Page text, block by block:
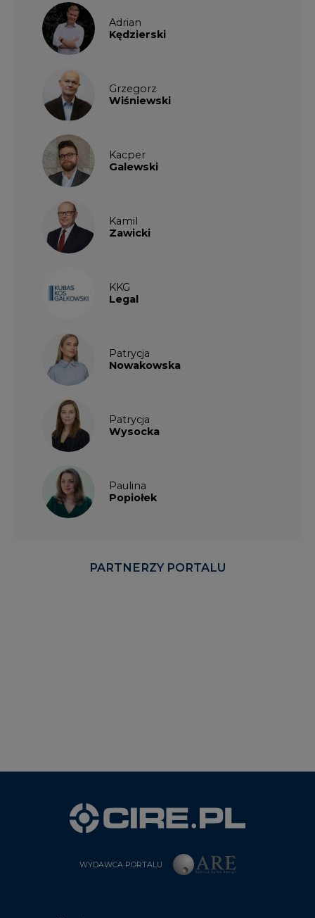
Adrian
Kędzierski
Grzegorz
Wiśniewski
Kacper
Galewski
Kamil
Zawicki
KKG
Legal
Patrycja
Nowakowska
Patrycja
Wysocka
Paulina
Popiołek
PARTNERZY PORTALU
WYDAWCA PORTALU